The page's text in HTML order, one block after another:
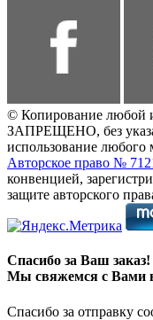
© Копирование любой
ЗАПРЕЩЕНО, без
использование любого
Авторское право №
конвенцией,
защите авторского
Спасибо за Ваш заказ!
Мы свяжемся с Вами
Спасибо за отправку